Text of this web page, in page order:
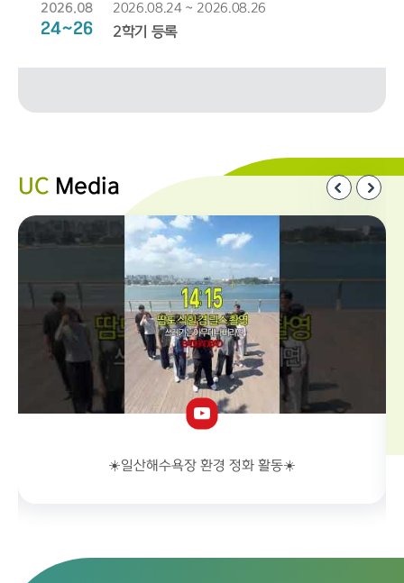
2026.08
24~26
2026.08.24 ~ 2026.08.26
2학기 등록
UC Media
☀️일산해수욕장 환경 정화 활동☀️